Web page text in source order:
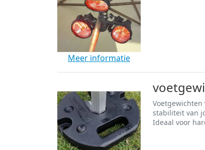
Meer informatie
stabiliteit van
Ideaal voor